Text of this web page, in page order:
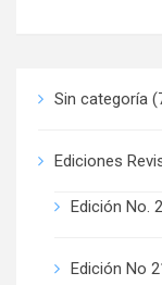
Sin categoría
Ediciones
Edición No.
Edición No